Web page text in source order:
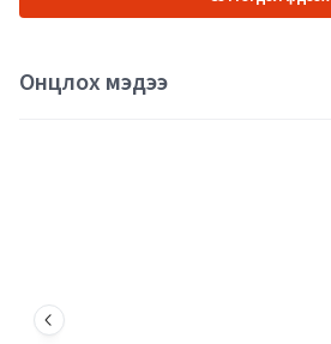
Онцлох мэдээ